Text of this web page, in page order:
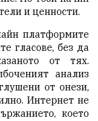
и ценности.
платформите
гласове, без да
от тях.
анализ
от онези,
Интернет не
което